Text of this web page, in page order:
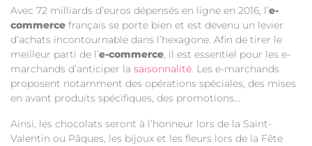
Avec 72 milliards d’euros dépensés en ligne en 2016, l’e-
commerce français se porte bien et est devenu un levier
d’achats incontournable dans l’hexagone. Afin de tirer le
meilleur parti de l’e-commerce, il est essentiel pour les e-
marchands d’anticiper la saisonnalité. Les e-marchands
proposent notamment des opérations spéciales, des mises
en avant produits spécifiques, des promotions…
Ainsi, les chocolats seront à l’honneur lors de la Saint-
Valentin ou Pâques, les bijoux et les fleurs lors de la Fête